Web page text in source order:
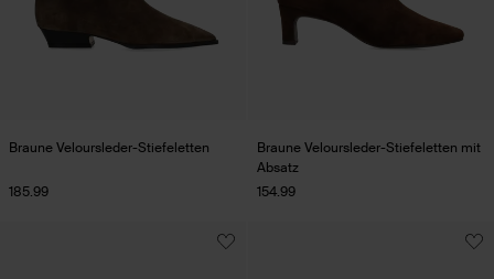
Braune Veloursleder-Stiefeletten
185.99
Braune Veloursleder-Stiefeletten mit
Absatz
154.99